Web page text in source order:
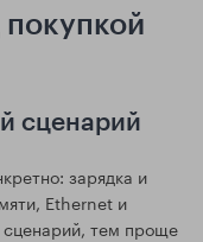
покупкой
сценарий
зарядка и
Ethernet и
тем проще